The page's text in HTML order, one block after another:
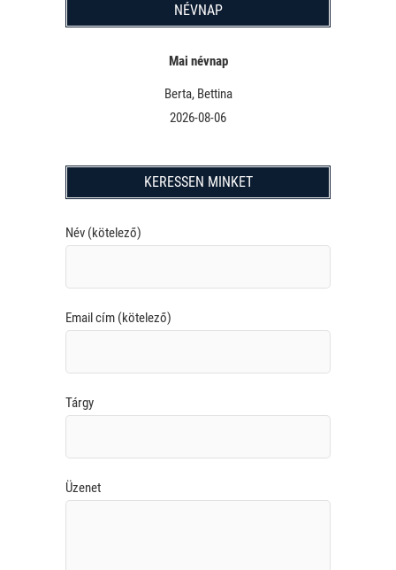
NÉVNAP
Mai névnap
Berta, Bettina
2026-08-06
KERESSEN MINKET
Név (kötelező)
Email cím (kötelező)
Tárgy
Üzenet